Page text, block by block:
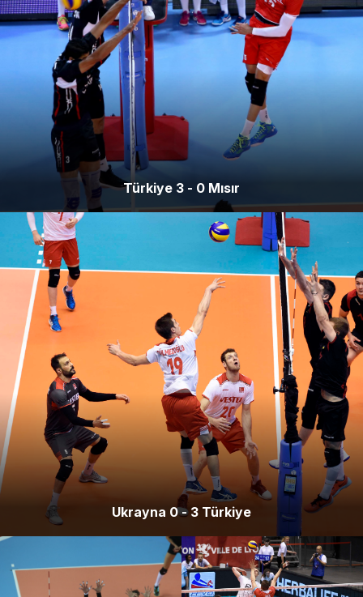
Türkiye 3 - 0 Mısır
Ukrayna 0 - 3 Türkiye